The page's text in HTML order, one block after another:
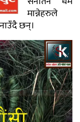
मान्नेहरुले
छन्।